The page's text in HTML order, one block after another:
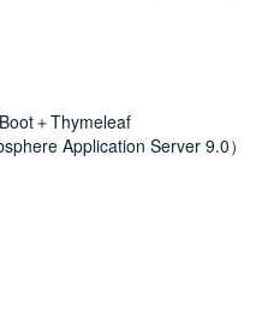
＋Thymeleaf
Application Server 9.0）